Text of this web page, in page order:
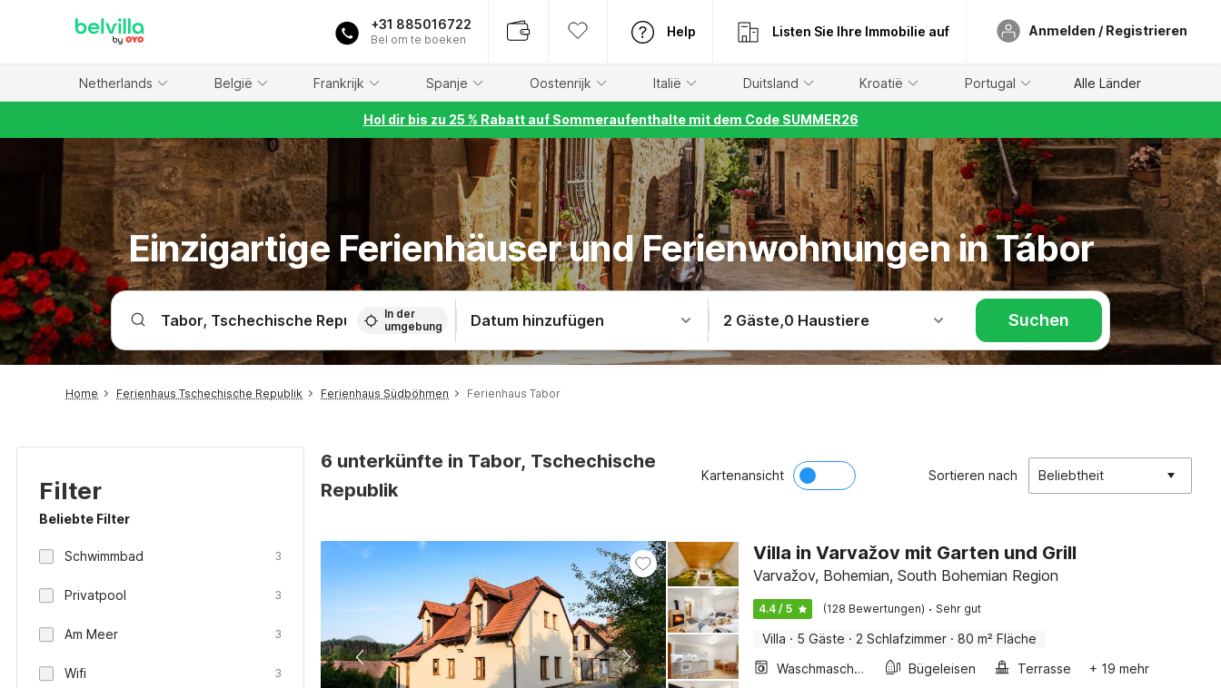
+31 885016722
Bel om te boeken
Help Listen Sie Ihre Immobilie auf Anmelden / Registrieren
Netherlands België Frankrijk Spanje Oostenrijk Italië Duitsland Kroatië Portugal Alle Länder
Hol dir bis zu 25 % Rabatt auf Sommeraufenthalte mit dem Code SUMMER26
Einzigartige Ferienhäuser und Ferienwohnungen in Tábor
In der
umgebung
Datum hinzufügen 2 Gäste,0 Haustiere Suchen
Home Ferienhaus Tschechische Republik Ferienhaus Südböhmen Ferienhaus Tabor
Filter
Beliebte Filter
Schwimmbad 3
Privatpool 3
Am Meer 3
Wifi 3
6 unterkünfte in Tabor, Tschechische
Republik
Kartenansicht Sortieren nach Beliebtheit
Villa in Varvažov mit Garten und Grill
Varvažov, Bohemian, South Bohemian Region
4.4 / 5 (128 Bewertungen) · Sehr gut
Villa · 5 Gäste · 2 Schlafzimmer · 80 m² Fläche
Waschmaschine
Bügeleisen Terrasse
+ 19 mehr